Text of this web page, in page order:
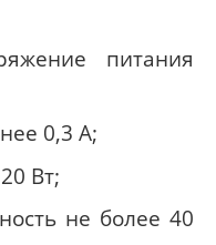
питания
0,3 А;
Вт;
не более 40